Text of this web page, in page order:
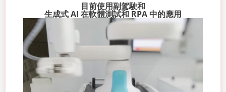
目前使用副駕駛和
生成式 AI 在軟體測試和 RPA 中的應用